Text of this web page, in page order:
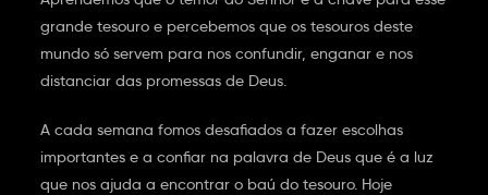
grande tesouro e percebemos que os tesouros deste
mundo só servem para nos confundir, enganar e nos
distanciar das promessas de Deus.
A cada semana fomos desafiados a fazer escolhas
importantes e a confiar na palavra de Deus que é a luz
que nos ajuda a encontrar o baú do tesouro. Hoje